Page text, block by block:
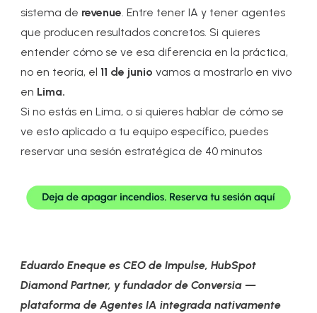
sistema de revenue. Entre tener IA y tener agentes
que producen resultados concretos. Si quieres
entender cómo se ve esa diferencia en la práctica,
no en teoría, el11 de junio vamos a mostrarlo en vivo
en Lima.
Si no estás en Lima, o si quieres hablar de cómo se
ve esto aplicado a tu equipo específico, puedes
reservar una sesión estratégica de 40 minutos
Eduardo Eneque es CEO de Impulse, HubSpot
Diamond Partner, y fundador de Conversia —
plataforma de Agentes IA integrada nativamente